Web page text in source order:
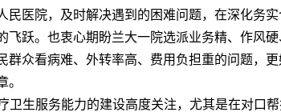
医院，及时解决遇到的困难问题，在深化务
跃。也衷心期盼兰大一院选派业务精、作风
众看病难、外转率高、费用负担重的问题，
。
生服务能力的建设高度关注，尤其是在对口